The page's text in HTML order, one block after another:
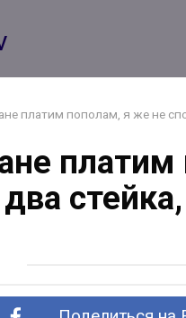
платим пополам, я же не